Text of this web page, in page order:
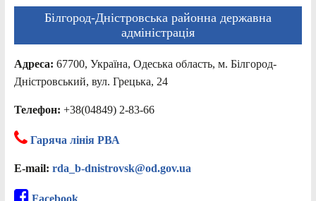
Білгород-Дністровська районна державна
адміністрація
Адреса: 67700, Україна, Одеська область, м. Білгород-
Дністровський, вул. Грецька, 24
Телефон: +38(04849) 2-83-66
Гаряча лінія РВА
E-mail: rda_b-dnistrovsk@od.gov.ua